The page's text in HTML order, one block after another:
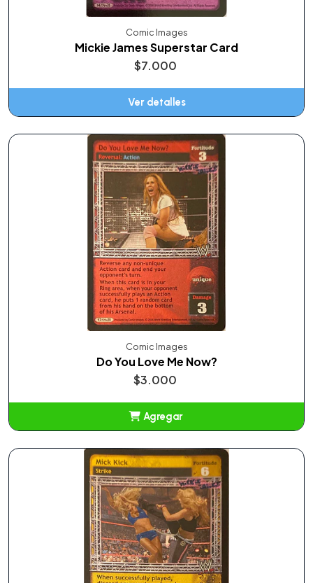
Comic Images
Mickie James Superstar Card
$7.000
Ver detalles
Comic Images
Do You Love Me Now?
$3.000
Agregar